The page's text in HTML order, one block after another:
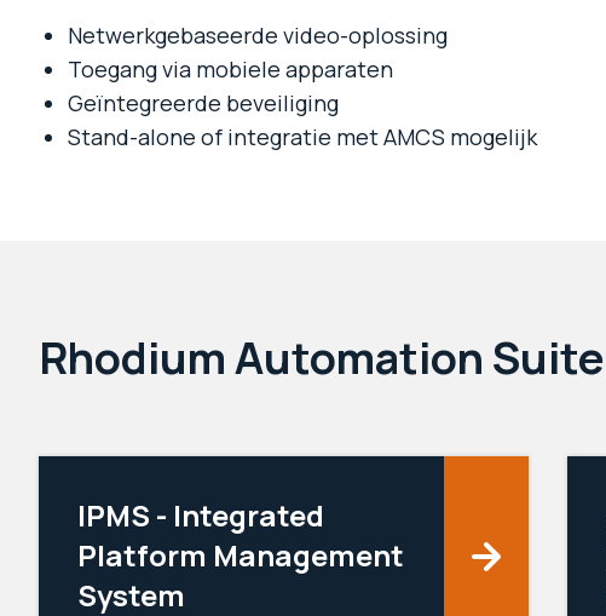
Netwerkgebaseerde video-oplossing
Toegang via mobiele apparaten
Geïntegreerde beveiliging
Stand-alone of integratie met AMCS mogelijk
Rhodium Automation Suite
IPMS - Integrated
Platform Management
System